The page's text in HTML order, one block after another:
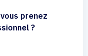
prenez
?